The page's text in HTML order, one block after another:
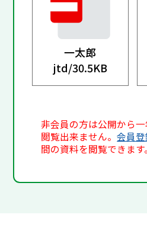
一太郎
jtd/30.5KB
非会員の方は公開から
閲覧出来ません。会員
間の資料を閲覧できます。